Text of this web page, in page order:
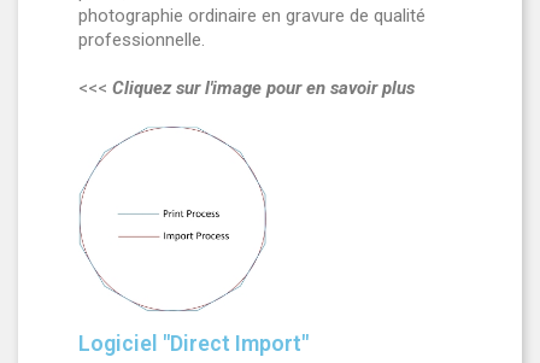
photographie ordinaire en gravure de qualité
professionnelle.
<<< Cliquez sur l'image pour en savoir plus
Logiciel "Direct Import"